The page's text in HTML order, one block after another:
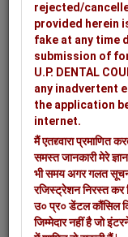
rejected/
provided herein
fake at any time
submission of
U.P. DENTAL
any inadvertent
the application
internet.
मैं एतद्द्वारा प्रमाणित
समस्त जानकारी मेरे
भी समय अगर गलत
रजिस्ट्रेशन निरस्त कर
उ० प्र० डेंटल कौंसिल
जिम्मेदार नहीं है जो